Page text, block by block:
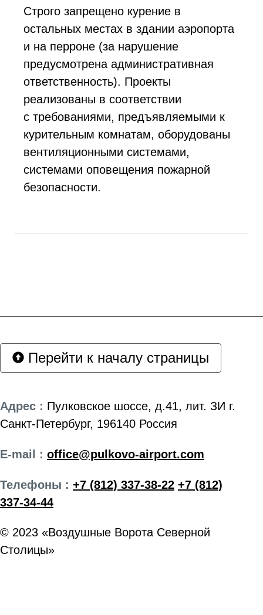
Строго запрещено курение в
остальных местах в здании аэропорта
и на перроне (за нарушение
предусмотрена административная
ответственность). Проекты
реализованы в соответствии
с требованиями, предъявляемыми к
курительным комнатам, оборудованы
вентиляционными системами,
системами оповещения пожарной
безопасности.
Перейти к началу страницы
Адрес : Пулковское шоссе, д.41, лит. ЗИ г.
Санкт-Петербург, 196140 Россия
E-mail : office@pulkovo-airport.com
Телефоны : +7 (812) 337-38-22 +7 (812)
337-34-44
© 2023 «Воздушные Ворота Северной
Столицы»